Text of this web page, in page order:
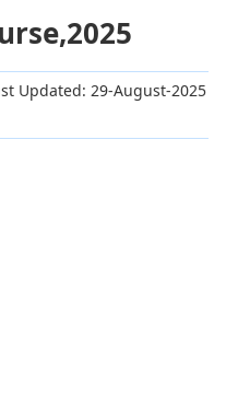
Updated: 29-August-2025